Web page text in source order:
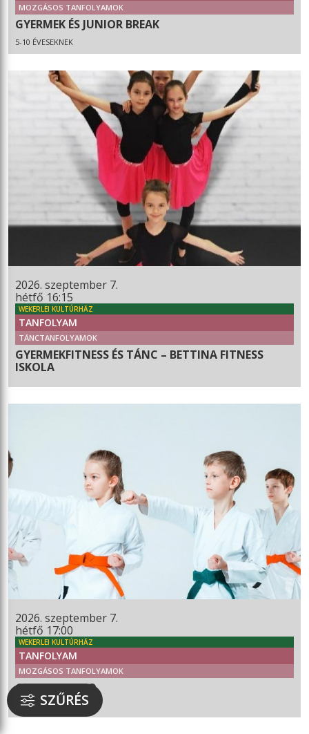
MOZGÁSOS TANFOLYAMOK
GYERMEK ÉS JUNIOR BREAK
5-10 ÉVESEKNEK
2026. szeptember 7.
hétfő 16:15
WEKERLEI KULTÚRHÁZ
TANFOLYAM
TÁNCTANFOLYAMOK
GYERMEKFITNESS ÉS TÁNC – BETTINA FITNESS
ISKOLA
2026. szeptember 7.
hétfő 17:00
WEKERLEI KULTÚRHÁZ
TANFOLYAM
MOZGÁSOS TANFOLYAMOK
GYEREK KEMPO
6 ÉVES KORTÓL
SZŰRÉS